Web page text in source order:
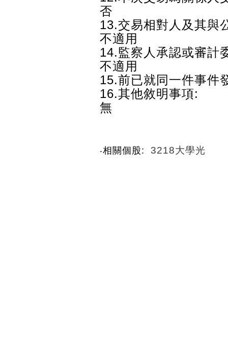
否
13.交易相對人及其與
不適用
14.監察人承認或審計
不適用
15.前已就同一件事件
16.其他敘明事項:
無
‧相關個股: 3218大學光